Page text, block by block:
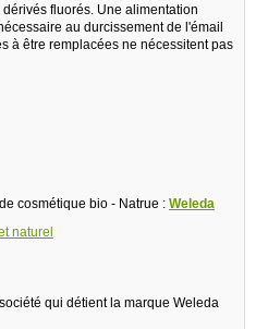
fluorés. Une alimentation
au durcissement de l'émail
à être remplacées ne nécessitent pas
cosmétique bio - Natrue : Weleda
naturel
qui détient la marque Weleda